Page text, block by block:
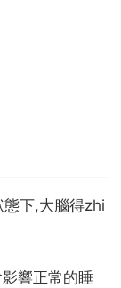
下,大腦得zhi
響正常的睡